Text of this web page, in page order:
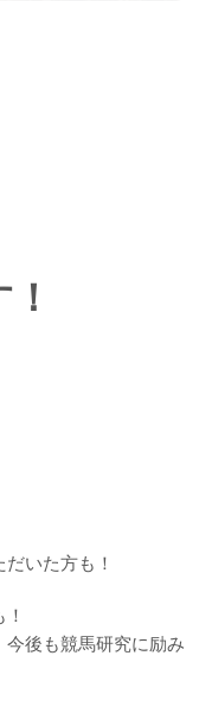
いた方も！
後も競馬研究に励み